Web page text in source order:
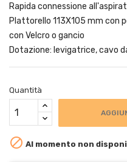
Rapida connessione
Plattorello 113X105 mm con
con Velcro o gancio
Dotazione: levigatrice, cavo
Quantità
 Al momento non